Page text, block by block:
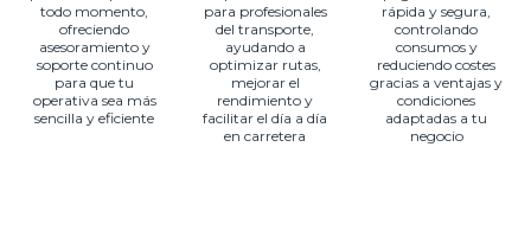
eficiencia
en
cada
todo momento,
ofreciendo
asesoramiento y
soporte continuo
para que tu
operativa sea más
sencilla y eficiente
para profesionales
del transporte,
ayudando a
optimizar rutas,
mejorar el
rendimiento y
facilitar el día a día
en carretera
rápida y segura,
controlando
consumos y
reduciendo costes
gracias a ventajas y
condiciones
adaptadas a tu
negocio